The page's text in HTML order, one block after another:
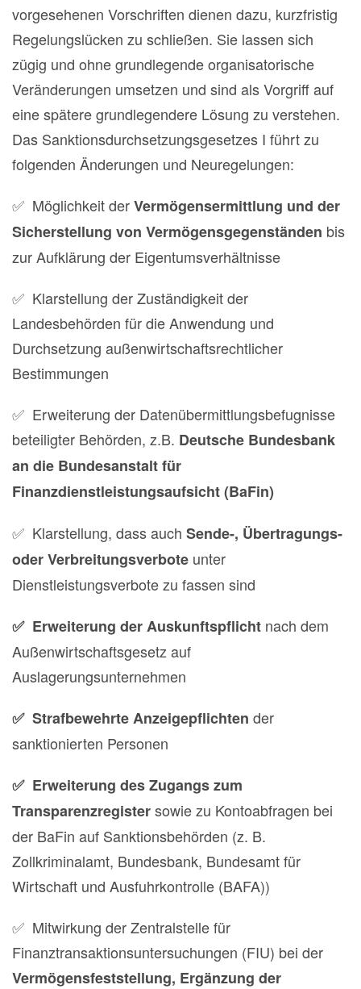
vorgesehenen Vorschriften dienen dazu, kurzfristig
Regelungslücken zu schließen. Sie lassen sich
zügig und ohne grundlegende organisatorische
Veränderungen umsetzen und sind als Vorgriff auf
eine spätere grundlegendere Lösung zu verstehen.
Das Sanktionsdurchsetzungsgesetzes I führt zu
folgenden Änderungen und Neuregelungen:
✅ Möglichkeit derVermögensermittlung und der
Sicherstellung von Vermögensgegenständen bis
zur Aufklärung der Eigentumsverhältnisse
✅ Klarstellung der Zuständigkeit der
Landesbehörden für die Anwendung und
Durchsetzung außenwirtschaftsrechtlicher
Bestimmungen
✅ Erweiterung der Datenübermittlungsbefugnisse
beteiligter Behörden, z.B. Deutsche Bundesbank
an die Bundesanstalt für
Finanzdienstleistungsaufsicht (BaFin)
✅ Klarstellung, dass auch Sende-, Übertragungs-
oder Verbreitungsverbote unter
Dienstleistungsverbote zu fassen sind
✅ Erweiterung der Auskunftspflicht nach dem
Außenwirtschaftsgesetz auf
Auslagerungsunternehmen
✅ Strafbewehrte Anzeigepflichten der
sanktionierten Personen
✅ Erweiterung des Zugangs zum
Transparenzregistersowie zu Kontoabfragen bei
der BaFin auf Sanktionsbehörden (z. B.
Zollkriminalamt, Bundesbank, Bundesamt für
Wirtschaft und Ausfuhrkontrolle (BAFA))
✅ Mitwirkung der Zentralstelle für
Finanztransaktionsuntersuchungen (FIU) bei der
Vermögensfeststellung, Ergänzung der